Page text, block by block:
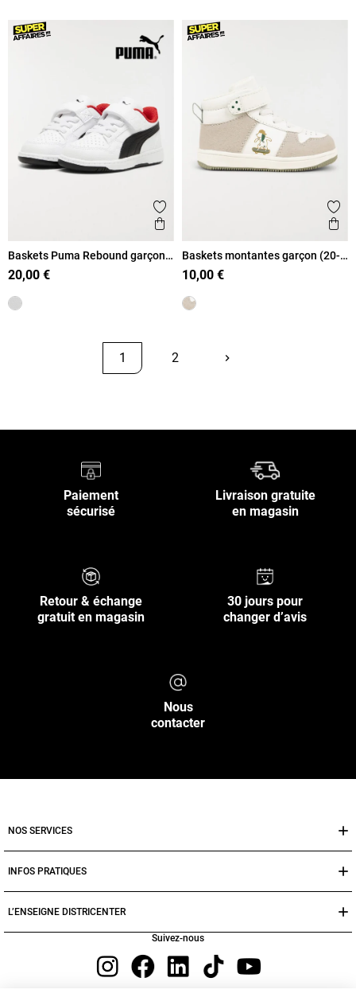
Ajouter aux favoris
Aperçu rapide
Baskets Puma Rebound garçon
(19-27)
20,00 €
Baskets montantes garçon (20-
23)
10,00 €
1 2 keyboard_arrow_rightSuivant
Paiement
sécurisé
Livraison gratuite
en magasin
Retour & échange
gratuit en magasin
30 jours pour
changer d’avis
Nous
contacter
NOS SERVICES
INFOS PRATIQUES
L’ENSEIGNE DISTRICENTER
Suivez-nous